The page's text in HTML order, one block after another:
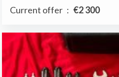
Current offer : €2 300